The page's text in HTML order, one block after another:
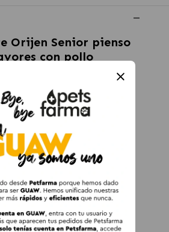
Orijen Senior pienso
con pollo